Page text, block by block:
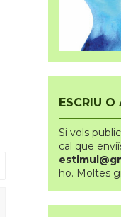
ESCRIU
Si vols
cal que
ho. Moltes